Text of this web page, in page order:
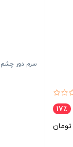
17٪
تومان
سرم دور چشم